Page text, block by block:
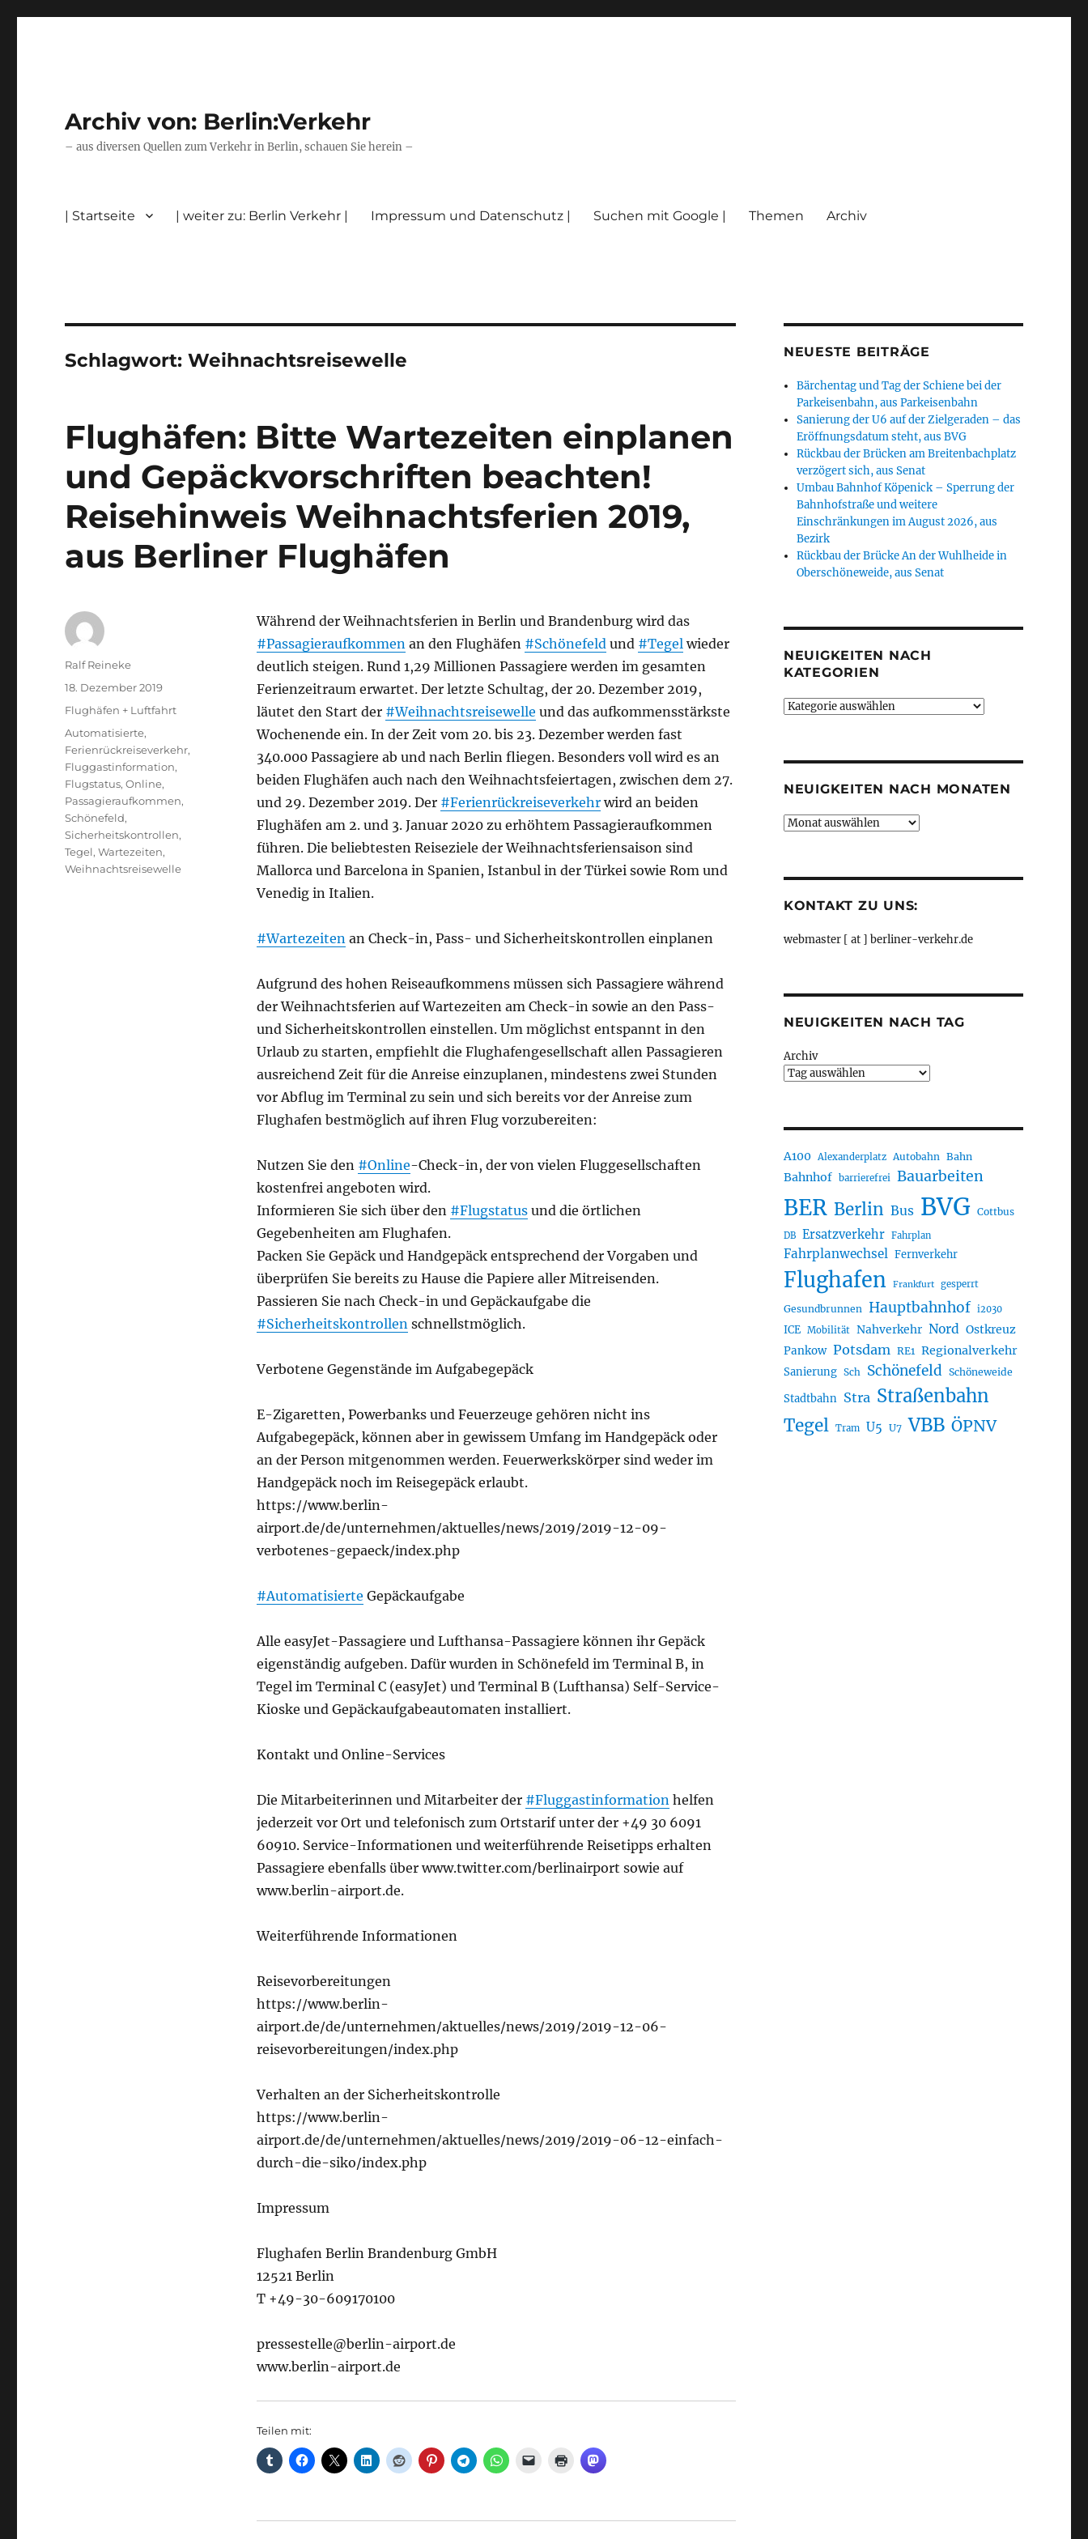
Archiv von: Berlin:Verkehr
– aus diversen Quellen zum Verkehr in Berlin, schauen Sie herein –
| Startseite | weiter zu: Berlin Verkehr | Impressum und Datenschutz | Suchen mit Google | Themen Archiv
Schlagwort:Weihnachtsreisewelle
Flughäfen: Bitte Wartezeiten einplanen
und Gepäckvorschriften beachten!
Reisehinweis Weihnachtsferien 2019,
aus Berliner Flughäfen
Während der Weihnachtsferien in Berlin und Brandenburg wird das
#Passagieraufkommenan den Flughäfen #Schönefeldund #Tegelwieder
deutlich steigen. Rund 1,29 Millionen Passagiere werden im gesamten
Ferienzeitraum erwartet. Der letzte Schultag, der 20. Dezember 2019,
läutet den Start der #Weihnachtsreisewelle und das aufkommensstärkste
Wochenende ein. In der Zeit vom 20. bis 23. Dezember werden fast
340.000 Passagiere ab und nach Berlin fliegen. Besonders voll wird es an
beiden Flughäfen auch nach den Weihnachtsfeiertagen, zwischen dem 27.
und 29. Dezember 2019. Der #Ferienrückreiseverkehrwird an beiden
Flughäfen am 2. und 3. Januar 2020 zu erhöhtem Passagieraufkommen
führen. Die beliebtesten Reiseziele der Weihnachtsferiensaison sind
Mallorca und Barcelona in Spanien, Istanbul in der Türkei sowie Rom und
Venedig in Italien.
#Wartezeitenan Check-in, Pass- und Sicherheitskontrollen einplanen
Aufgrund des hohen Reiseaufkommens müssen sich Passagiere während
der Weihnachtsferien auf Wartezeiten am Check-in sowie an den Pass-
und Sicherheitskontrollen einstellen. Um möglichst entspannt in den
Urlaub zu starten, empfiehlt die Flughafengesellschaft allen Passagieren
ausreichend Zeit für die Anreise einzuplanen, mindestens zwei Stunden
vor Abflug im Terminal zu sein und sich bereits vor der Anreise zum
Flughafen bestmöglich auf ihren Flug vorzubereiten:
Nutzen Sie den #Online-Check-in, der von vielen Fluggesellschaften
kostenfrei angeboten wird.
Informieren Sie sich über den #Flugstatusund die örtlichen
Gegebenheiten am Flughafen.
Packen Sie Gepäck und Handgepäck entsprechend der Vorgaben und
überprüfen Sie bereits zu Hause die Papiere aller Mitreisenden.
Passieren Sie nach Check-in und Gepäckaufgabe die
#Sicherheitskontrollenschnellstmöglich.
Verbotene Gegenstände im Aufgabegepäck
E-Zigaretten, Powerbanks und Feuerzeuge gehören nicht ins
Aufgabegepäck, können aber in gewissem Umfang im Handgepäck oder
an der Person mitgenommen werden. Feuerwerkskörper sind weder im
Handgepäck noch im Reisegepäck erlaubt.
https://www.berlin-
airport.de/de/unternehmen/aktuelles/news/2019/2019-12-09-
verbotenes-gepaeck/index.php
#Automatisierte Gepäckaufgabe
Alle easyJet-Passagiere und Lufthansa-Passagiere können ihr Gepäck
eigenständig aufgeben. Dafür wurden in Schönefeld im Terminal B, in
Tegel im Terminal C (easyJet) und Terminal B (Lufthansa) Self-Service-
Kioske und Gepäckaufgabeautomaten installiert.
Kontakt und Online-Services
Die Mitarbeiterinnen und Mitarbeiter der #Fluggastinformationhelfen
jederzeit vor Ort und telefonisch zum Ortstarif unter der +49 30 6091
60910. Service-Informationen und weiterführende Reisetipps erhalten
Passagiere ebenfalls über www.twitter.com/berlinairport sowie auf
www.berlin-airport.de.
Weiterführende Informationen
Reisevorbereitungen
https://www.berlin-
airport.de/de/unternehmen/aktuelles/news/2019/2019-12-06-
reisevorbereitungen/index.php
Verhalten an der Sicherheitskontrolle
https://www.berlin-
airport.de/de/unternehmen/aktuelles/news/2019/2019-06-12-einfach-
durch-die-siko/index.php
Impressum
Flughafen Berlin Brandenburg GmbH
12521 Berlin
T +49-30-609170100
pressestelle@berlin-airport.de
www.berlin-airport.de
Teilen mit:
Autor
Ralf Reineke
Veröffentlicht
am
18. Dezember 2019
Kategorien
Flughäfen + Luftfahrt
Schlagwörter
Automatisierte,
Ferienrückreiseverkehr,
Fluggastinformation,
Flugstatus,Online,
Passagieraufkommen,
Schönefeld,
Sicherheitskontrollen,
Tegel,Wartezeiten,
Weihnachtsreisewelle
NEUESTE BEITRÄGE
Bärchentag und Tag der Schiene bei der
Parkeisenbahn, aus Parkeisenbahn
Sanierung der U6 auf der Zielgeraden – das
Eröffnungsdatum steht, aus BVG
Rückbau der Brücken am Breitenbachplatz
verzögert sich, aus Senat
Umbau Bahnhof Köpenick – Sperrung der
Bahnhofstraße und weitere
Einschränkungen im August 2026, aus
Bezirk
Rückbau der Brücke An der Wuhlheide in
Oberschöneweide, aus Senat
NEUIGKEITEN NACH
KATEGORIEN
Neuigkeiten
NEUIGKEITEN NACH MONATEN
Neuigkeiten
KONTAKT ZU UNS:
webmaster [ at ] berliner-verkehr.de
NEUIGKEITEN NACH TAG
Archiv
A100 Alexanderplatz Autobahn Bahn
Bahnhof barrierefrei Bauarbeiten
BER Berlin Bus BVG Cottbus
DB Ersatzverkehr Fahrplan
Fahrplanwechsel Fernverkehr
Flughafen Frankfurt gesperrt
Gesundbrunnen Hauptbahnhof i2030
ICE Mobilität Nahverkehr Nord Ostkreuz
Pankow Potsdam RE1 Regionalverkehr
Sanierung Sch Schönefeld Schöneweide
Stadtbahn Stra Straßenbahn
Tegel Tram U5 U7 VBB ÖPNV